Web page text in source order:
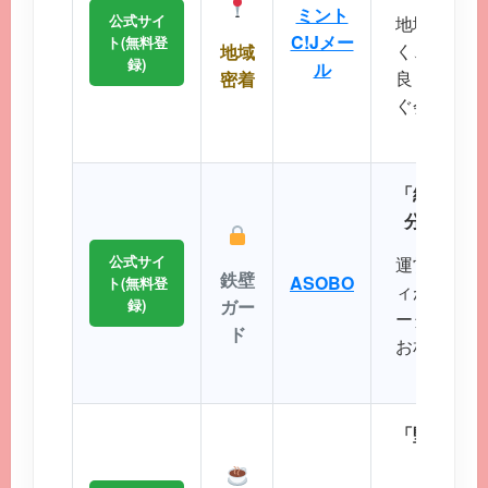
公式サイ
ト(無料登
録)
地域
密着
ミント
C!Jメー
ル
地域に根
く、コス
良く出会
ぐ会える
公式サイ
ト(無料登
録)
鉄壁
ガー
ド
ASOBO
「細かな
分にぴっ
運営実績
ィが非常
ータから
お相手を
「堅苦し